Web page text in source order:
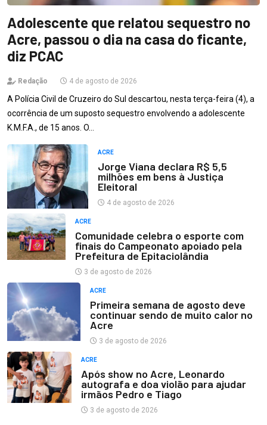
Adolescente que relatou sequestro no
Acre, passou o dia na casa do ficante,
diz PCAC
Redação 4 de agosto de 2026
A Polícia Civil de Cruzeiro do Sul descartou, nesta terça-feira (4), a
ocorrência de um suposto sequestro envolvendo a adolescente
K.M.F.A., de 15 anos. O…
ACRE
Jorge Viana declara R$ 5,5
milhões em bens à Justiça
Eleitoral
4 de agosto de 2026
ACRE
Comunidade celebra o esporte com
finais do Campeonato apoiado pela
Prefeitura de Epitaciolândia
3 de agosto de 2026
ACRE
Primeira semana de agosto deve
continuar sendo de muito calor no
Acre
3 de agosto de 2026
ACRE
Após show no Acre, Leonardo
autografa e doa violão para ajudar
irmãos Pedro e Tiago
3 de agosto de 2026